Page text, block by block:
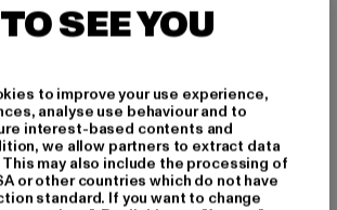
unverzichtbar sind
mehreren Gründen unverzichtbar. Sie
Möglichkeit, eine funktionale und
aufzubauen, die sich problemlos
schlichte Optik macht sie vielseitig
zu verschiedenen Stilen und
ob jung oder alt, Basics sind bei allen
problemlos in den persönlichen Stil
SEE YOU
to improve your use experience,
analyse use behaviour and to
interest-based contents and
we allow partners to extract data
may also include the processing of
or other countries which do not have
standard. If you want to change